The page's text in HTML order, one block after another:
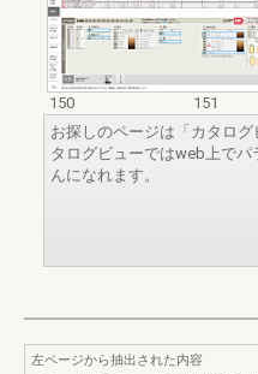
150
151
お探しのページは「カタロ
タログビューではweb上で
んになれます。
左ページから抽出された内容